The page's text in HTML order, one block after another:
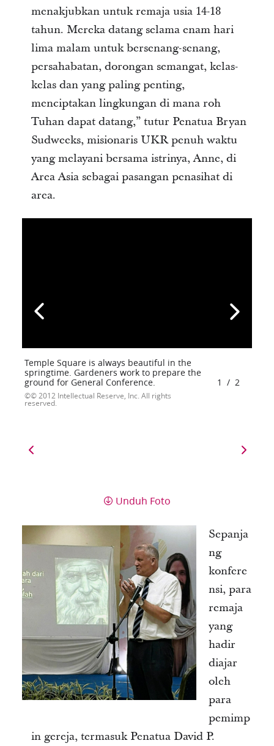
menakjubkan untuk remaja usia 14-18
tahun. Mereka datang selama enam hari
lima malam untuk bersenang-senang,
persahabatan, dorongan semangat, kelas-
kelas dan yang paling penting,
menciptakan lingkungan di mana roh
Tuhan dapat datang,” tutur Penatua Bryan
Sudweeks, misionaris UKR penuh waktu
yang melayani bersama istrinya, Anne, di
Area Asia sebagai pasangan penasihat di
area.
Temple Square is always beautiful in the
springtime. Gardeners work to prepare the
ground for General Conference.
© 2012 Intellectual Reserve, Inc. All rights
reserved.
1 / 2
Unduh Foto
Sepanja
ng
konfere
nsi, para
remaja
yang
hadir
diajar
oleh
para
pemimp
in gereja, termasuk Penatua David P.